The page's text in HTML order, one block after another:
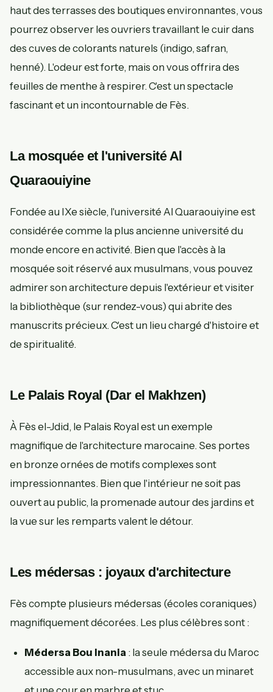
haut des terrasses des boutiques environnantes, vous
pourrez observer les ouvriers travaillant le cuir dans
des cuves de colorants naturels (indigo, safran,
henné). L'odeur est forte, mais on vous offrira des
feuilles de menthe à respirer. C'est un spectacle
fascinant et un incontournable de Fès.
La mosquée et l'université Al
Quaraouiyine
Fondée au IXe siècle, l'université Al Quaraouiyine est
considérée comme la plus ancienne université du
monde encore en activité. Bien que l'accès à la
mosquée soit réservé aux musulmans, vous pouvez
admirer son architecture depuis l'extérieur et visiter
la bibliothèque (sur rendez-vous) qui abrite des
manuscrits précieux. C'est un lieu chargé d'histoire et
de spiritualité.
Le Palais Royal (Dar el Makhzen)
À Fès el-Jdid, le Palais Royal est un exemple
magnifique de l'architecture marocaine. Ses portes
en bronze ornées de motifs complexes sont
impressionnantes. Bien que l'intérieur ne soit pas
ouvert au public, la promenade autour des jardins et
la vue sur les remparts valent le détour.
Les médersas : joyaux d'architecture
Fès compte plusieurs médersas (écoles coraniques)
magnifiquement décorées. Les plus célèbres sont :
Médersa Bou Inania : la seule médersa du Maroc
accessible aux non-musulmans, avec un minaret